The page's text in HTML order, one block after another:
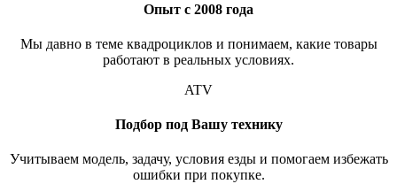
Опыт с 2008 года
Мы давно в теме квадроциклов и понимаем, какие товары
работают в реальных условиях.
ATV
Подбор под Вашу технику
Учитываем модель, задачу, условия езды и помогаем избежать
ошибки при покупке.